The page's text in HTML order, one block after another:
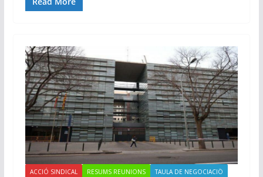
ACCIÓ SINDICAL RESUMS REUNIONS TAULA DE NEGOCIACIÖ